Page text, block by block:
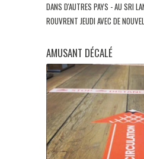
DANS D'AUTRES PAYS - AU SRI
ROUVRENT JEUDI AVEC DE
AMUSANT DÉCALÉ